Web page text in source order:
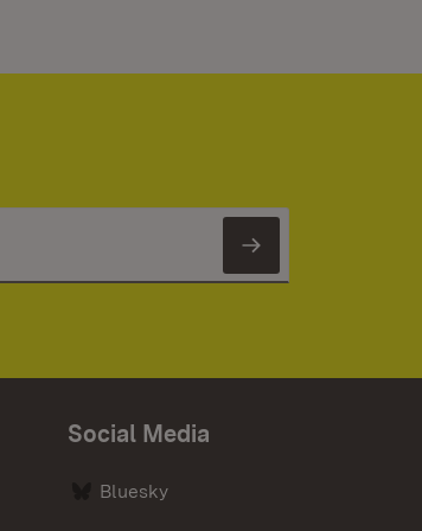
Newsletter
Social Media
Bluesky